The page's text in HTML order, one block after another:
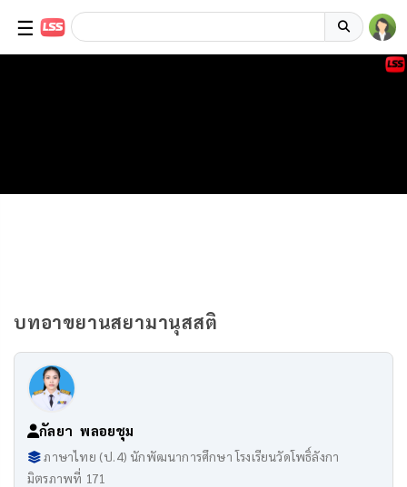
☰
บทอาขยานสยามานุสสติ
กัลยา พลอยชุม
ภาษาไทย (ป.4) นักพัฒนาการศึกษา โรงเรียนวัดโพธิ์ลังกา
มิตรภาพที่ 171